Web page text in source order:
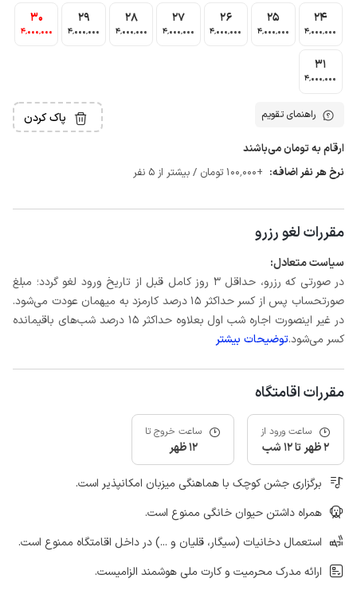
24
4٬000٬000
25
4٬000٬000
26
4٬000٬000
27
4٬000٬000
28
4٬000٬000
29
4٬000٬000
30
4٬000٬000
31
4٬000٬000
راهنمای تقویم پاک کردن
ارقام به تومان می‌باشند
نرخ هر نفر اضافه: +100٬000 تومان / بیشتر از 5 نفر
مقررات لغو رزرو
سیاست متعادل:
در صورتی که رزرو، حداقل 3 روز کامل قبل از تاریخ ورود لغو گردد؛ مبلغ
صورتحساب پس از کسر حداکثر 15 درصد کارمزد به میهمان عودت می‌شود.
در غیر اینصورت اجاره شب اول بعلاوه حداکثر 15 درصد شب‌های باقیمانده
کسر می‌شود.توضیحات بیشتر
مقررات اقامتگاه
ساعت ورود از
2 ظهر تا 12 شب
ساعت خروج تا
12 ظهر
برگزاری جشن کوچک با هماهنگی میزبان امکانپذیر است.
همراه داشتن حیوان خانگی ممنوع است.
استعمال دخانیات (سیگار، قلیان و ...) در داخل اقامتگاه ممنوع است.
ارائه مدرک محرمیت و کارت ملی هوشمند الزامیست.